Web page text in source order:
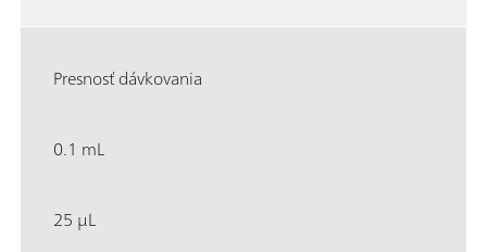
Presnosť dávkovania
0.1 mL
25 µL